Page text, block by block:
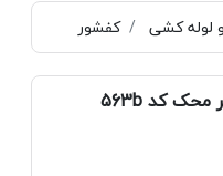
لوله کشی کفشور